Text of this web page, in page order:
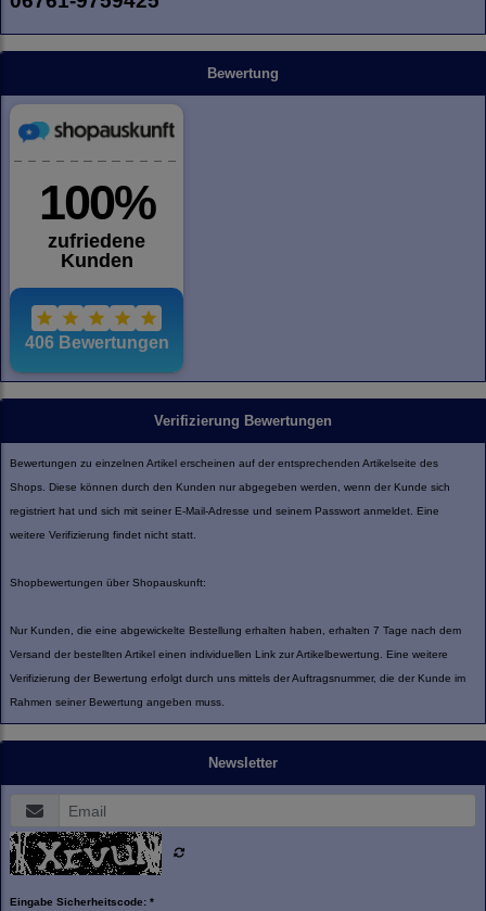
Bewertung
Verifizierung Bewertungen
Bewertungen zu einzelnen Artikel erscheinen auf der entsprechenden Artikelseite des
Shops. Diese können durch den Kunden nur abgegeben werden, wenn der Kunde sich
registriert hat und sich mit seiner E-Mail-Adresse und seinem Passwort anmeldet. Eine
weitere Verifizierung findet nicht statt.
Shopbewertungen über Shopauskunft:
Nur Kunden, die eine abgewickelte Bestellung erhalten haben, erhalten 7 Tage nach dem
Versand der bestellten Artikel einen individuellen Link zur Artikelbewertung. Eine weitere
Verifizierung der Bewertung erfolgt durch uns mittels der Auftragsnummer, die der Kunde im
Rahmen seiner Bewertung angeben muss.
Newsletter
Eingabe Sicherheitscode: *